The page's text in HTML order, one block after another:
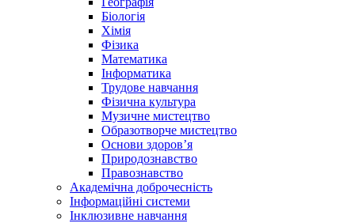
Біологія
Хімія
Фізика
Математика
Інформатика
Трудове навчання
Фізична культура
Музичне мистецтво
Образотворче мистецтво
Основи здоров’я
Природознавство
Правознавство
Академічна доброчесність
Інформаційні системи
Інклюзивне навчання